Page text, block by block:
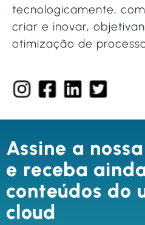
tecnologicamente,
criar e inovar,
otimização de
Assine a
e receba
conteúdos do
cloud